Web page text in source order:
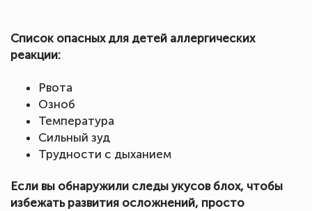
Список опасных для детей аллергических
реакции:
Рвота
Озноб
Температура
Сильный зуд
Трудности с дыханием
Если вы обнаружили следы укусов блох, чтобы
избежать развития осложнений, просто